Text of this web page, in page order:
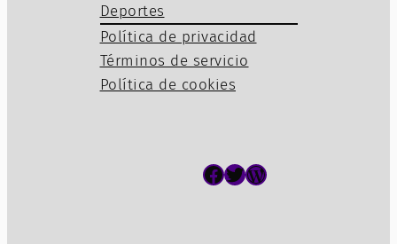
Deportes
Política de privacidad
Términos de servicio
Política de cookies
Facebook Twitter WordPress